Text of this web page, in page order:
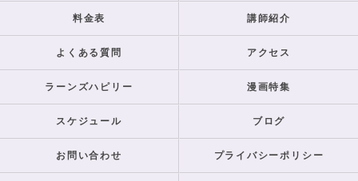
料金表 講師紹介
よくある質問 アクセス
ラーンズハピリー 漫画特集
スケジュール ブログ
お問い合わせ プライバシーポリシー